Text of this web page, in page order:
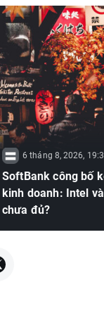
6 tháng 8, 2026,
SoftBank công bố
kinh doanh: Intel
chưa đủ?